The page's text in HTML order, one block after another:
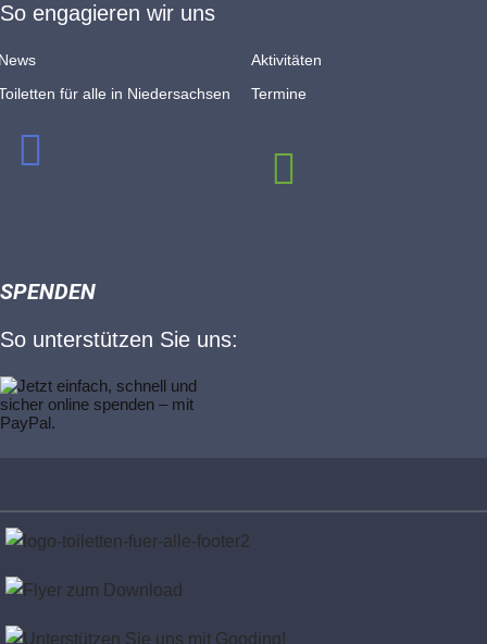
So engagieren wir uns
für alle in Nieder­sachsen
Aktivitäten
Termine
SPENDEN
So unterstützen Sie uns: